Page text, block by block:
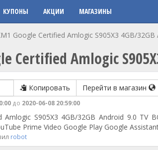
КУПОНЫ АКЦИИ МАГАЗИНЫ
Google Certified Amlogic S905X3 4GB/
Certified Amlogic
Копировать Перейти в магазин
до 2020-06-08 20:59:00
Amlogic S905X3 4GB/32GB Android 9.0 TV
Prime Video Google Play Google
robot